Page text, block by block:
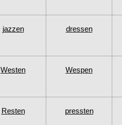
jazzen dressen
Westen Wespen
Resten pressten